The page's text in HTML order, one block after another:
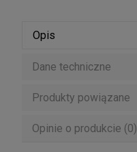
Opis
Dane techniczne
Produkty powiązane
Opinie o produkcie (0)